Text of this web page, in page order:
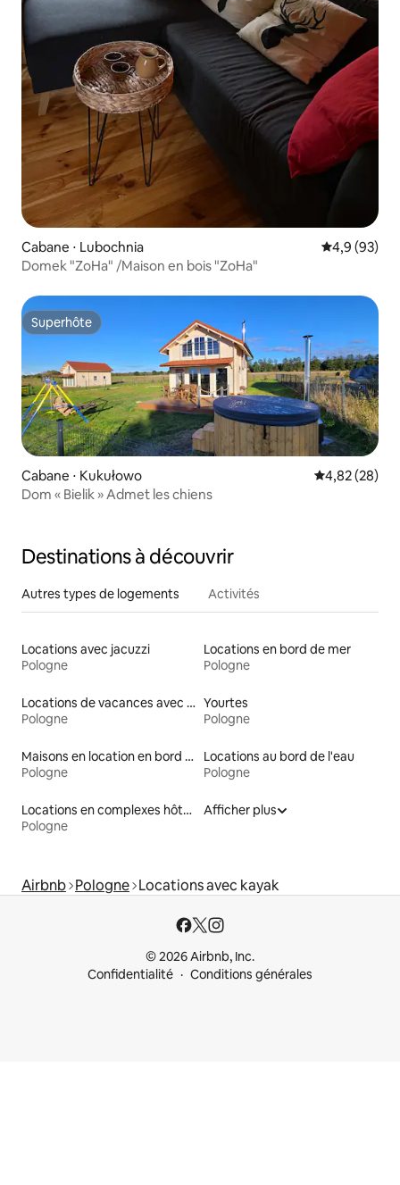
Cabane ⋅ Lubochnia Évaluation
4,9 (93)
Domek "ZoHa" /Maison en bois "ZoHa"
Superhôte
Superhôte
Cabane ⋅ Kukułowo Évaluation
4,82 (28)
Dom « Bielik » Admet les chiens
Destinations à découvrir
Autres types de logements Activités
Locations avec jacuzzi
Pologne
Locations en bord de mer
Pologne
Locations de vacances avec piscine
Pologne
Yourtes
Pologne
Maisons en location en bord de mer
Pologne
Locations au bord de l'eau
Pologne
Locations en complexes hôteliers
Pologne
Afficher plus
Airbnb Pologne Locations avec kayak
© 2026 Airbnb, Inc.
Confidentialité
Conditions générales